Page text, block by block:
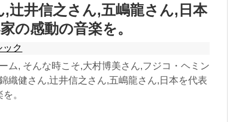
,辻井信之さん,五嶋龍さん,日本
の感動の音楽を。
ック
ム, そんな時こそ,大村博美さん,フジコ・ヘミン
織健さん,辻井信之さん,五嶋龍さん,日本を代表
。